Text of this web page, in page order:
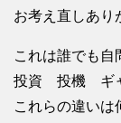
お考え直しあり
これは誰でも自
投資 投機
これらの違いは